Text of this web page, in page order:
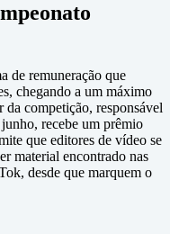
de remuneração que
chegando a um máximo
competição, responsável
recebe um prêmio
que editores de vídeo se
material encontrado nas
desde que marquem o